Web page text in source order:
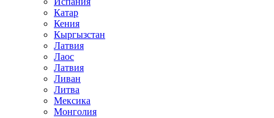
Катар
Кения
Кыргызстан
Латвия
Лаос
Латвия
Ливан
Литва
Мексика
Монголия